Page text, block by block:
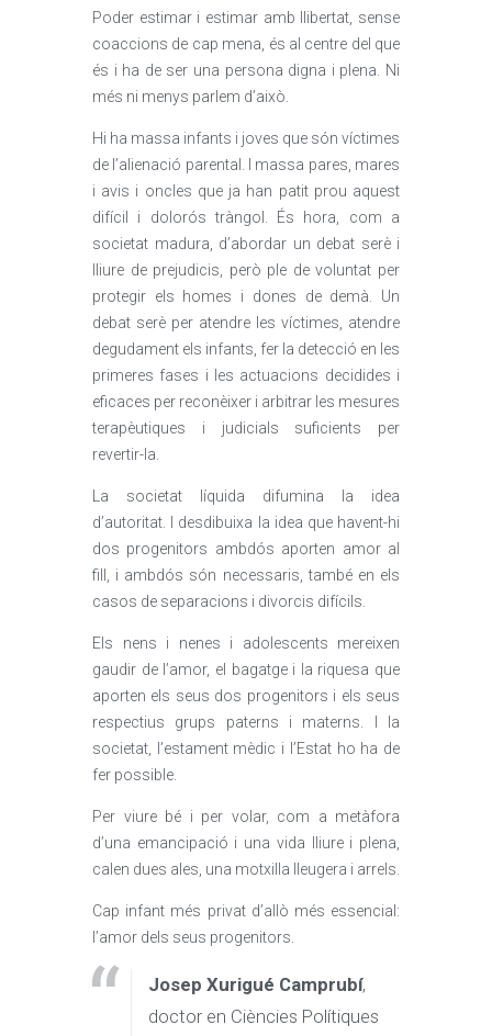
Poder estimar i estimar amb llibertat, sense
coaccions de cap mena, és al centre del que
és i ha de ser una persona digna i plena. Ni
més ni menys parlem d’això.
Hi ha massa infants i joves que són víctimes
de l’alienació parental. I massa pares, mares
i avis i oncles que ja han patit prou aquest
difícil i dolorós tràngol. És hora, com a
societat madura, d’abordar un debat serè i
lliure de prejudicis, però ple de voluntat per
protegir els homes i dones de demà. Un
debat serè per atendre les víctimes, atendre
degudament els infants, fer la detecció en les
primeres fases i les actuacions decidides i
eficaces per reconèixer i arbitrar les mesures
terapèutiques i judicials suficients per
revertir-la.
La societat líquida difumina la idea
d’autoritat. I desdibuixa la idea que havent-hi
dos progenitors ambdós aporten amor al
fill, i ambdós són necessaris, també en els
casos de separacions i divorcis difícils.
Els nens i nenes i adolescents mereixen
gaudir de l’amor, el bagatge i la riquesa que
aporten els seus dos progenitors i els seus
respectius grups paterns i materns. I la
societat, l’estament mèdic i l’Estat ho ha de
fer possible.
Per viure bé i per volar, com a metàfora
d’una emancipació i una vida lliure i plena,
calen dues ales, una motxilla lleugera i arrels.
Cap infant més privat d’allò més essencial:
l’amor dels seus progenitors.
Josep Xurigué Camprubí,
doctor en Ciències Polítiques